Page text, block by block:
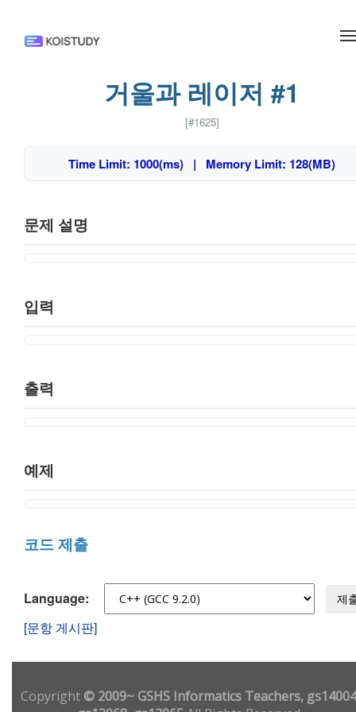
거울과 레이저 #1
[#1625]
Time Limit: 1000(ms) | Memory Limit: 128(MB)
문제 설명
입력
출력
예제
코드 제출
Language: 제
[문항 게시판]
Copyright© 2009~ GSHS Informatics Teachers,